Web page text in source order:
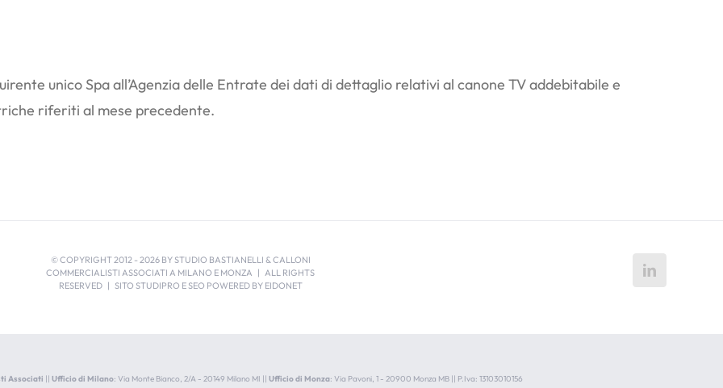
unico Spa all’Agenzia delle Entrate dei dati di dettaglio relativi al canone TV addebitabile e
riferiti al mese precedente.
© COPYRIGHT 2012 - 2026 BY STUDIO BASTIANELLI & CALLONI
COMMERCIALISTI ASSOCIATI A MILANO E MONZA | ALL RIGHTS
RESERVED | SITO STUDIPRO E SEO POWERED BY EIDONET
Associati || Ufficio di Milano: Via Monte Bianco, 2/A - 20149 Milano MI || Ufficio di Monza: Via Pavoni, 1 - 20900 Monza MB || P.Iva: 13103010156